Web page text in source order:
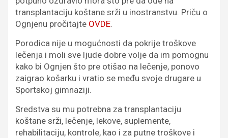
transplantaciju koštane srži u inostranstvu. Priču o
Ognjenu pročitajte OVDE.
Porodica nije u mogućnosti da pokrije troškove
lečenja i moli sve ljude dobre volje da im pomognu
kako bi Ognjen što pre otišao na lečenje, ponovo
zaigrao košarku i vratio se među svoje drugare u
Sportskoj gimnaziji.
Sredstva su mu potrebna za transplantaciju
koštane srži, lečenje, lekove, suplemente,
rehabilitaciju, kontrole, kao i za putne troškove i